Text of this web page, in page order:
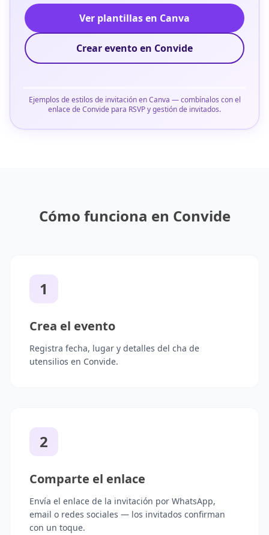
Ver plantillas en Canva
Crear evento en Convide
Ejemplos de estilos de invitación en Canva — combínalos con el
enlace de Convide para RSVP y gestión de invitados.
Cómo funciona en Convide
1
Crea el evento
Registra fecha, lugar y detalles del cha de
utensilios en Convide.
2
Comparte el enlace
Envía el enlace de la invitación por WhatsApp,
email o redes sociales — los invitados confirman
con un toque.